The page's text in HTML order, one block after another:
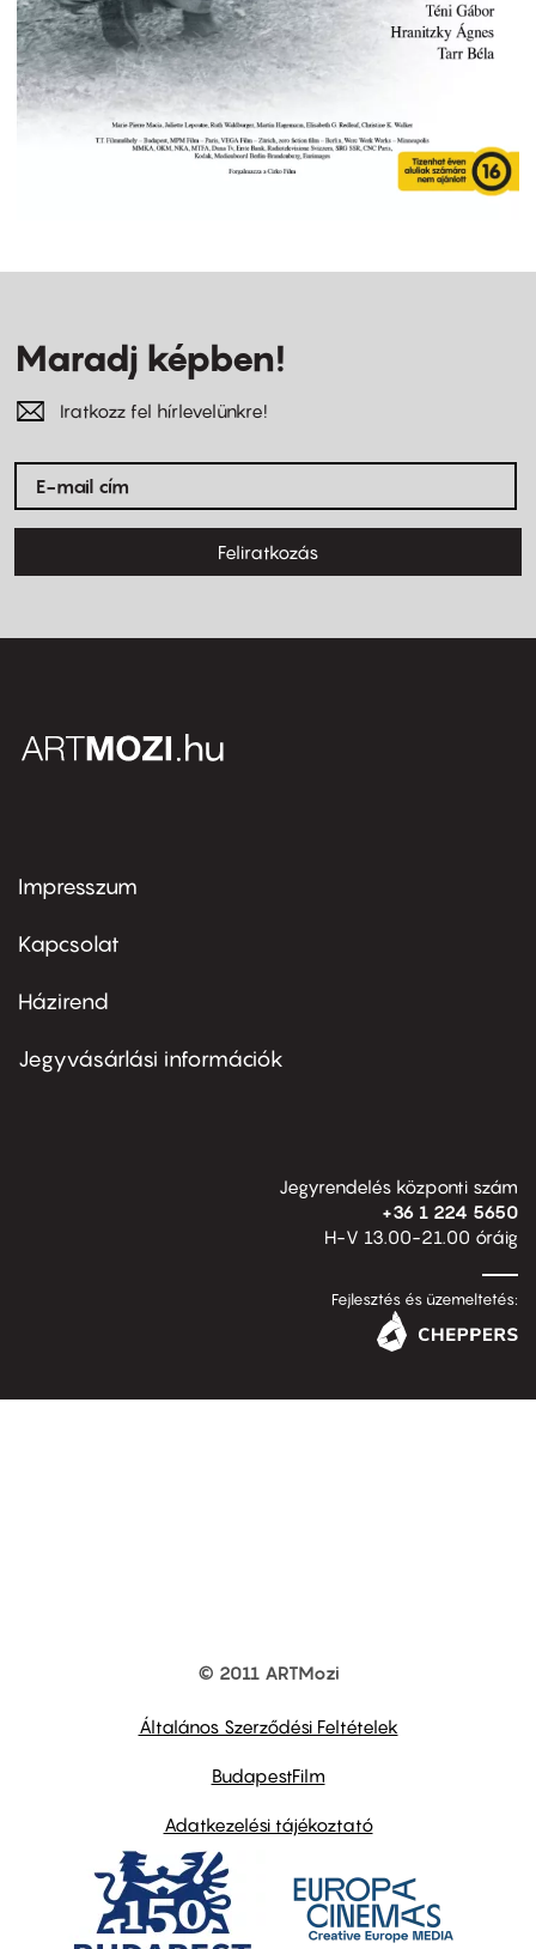
Maradj képben!
Iratkozz fel hírlevelünkre!
Feliratkozás
Footer
first
Impresszum
Kapcsolat
Footer
second
Házirend
Jegyvásárlási információk
Jegyrendelés központi szám
+36 1 224 5650
H-V 13.00-21.00 óráig
Fejlesztés és üzemeltetés:
© 2011 ARTMozi
Általános Szerződési Feltételek
BudapestFilm
Adatkezelési tájékoztató